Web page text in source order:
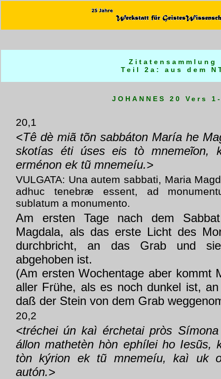
Zitatensammlung
Teil 2a: aus dem
JOHANNES 20 Vers
20,1
<Tê dè miã tõn sabbáton María he
skotías éti úses eis tò mnemeĩon,
erménon ek tũ mnemeíu.>
VULGATA: Una autem sabbati, Maria
adhuc tenebræ essent, ad
sublatum a monumento.
Am ersten Tage nach dem
Magdala, als das erste Licht des
durchbricht, an das Grab und
abgehoben ist.
(Am ersten Wochentage aber kommt
aller Frühe, als es noch dunkel ist,
daß der Stein von dem Grab
20,2
<tréchei ún kaì érchetai pròs
állon mathetèn hòn ephílei ho Iesũs,
tòn kýrion ek tũ mnemeíu, kaì uk
autón.>